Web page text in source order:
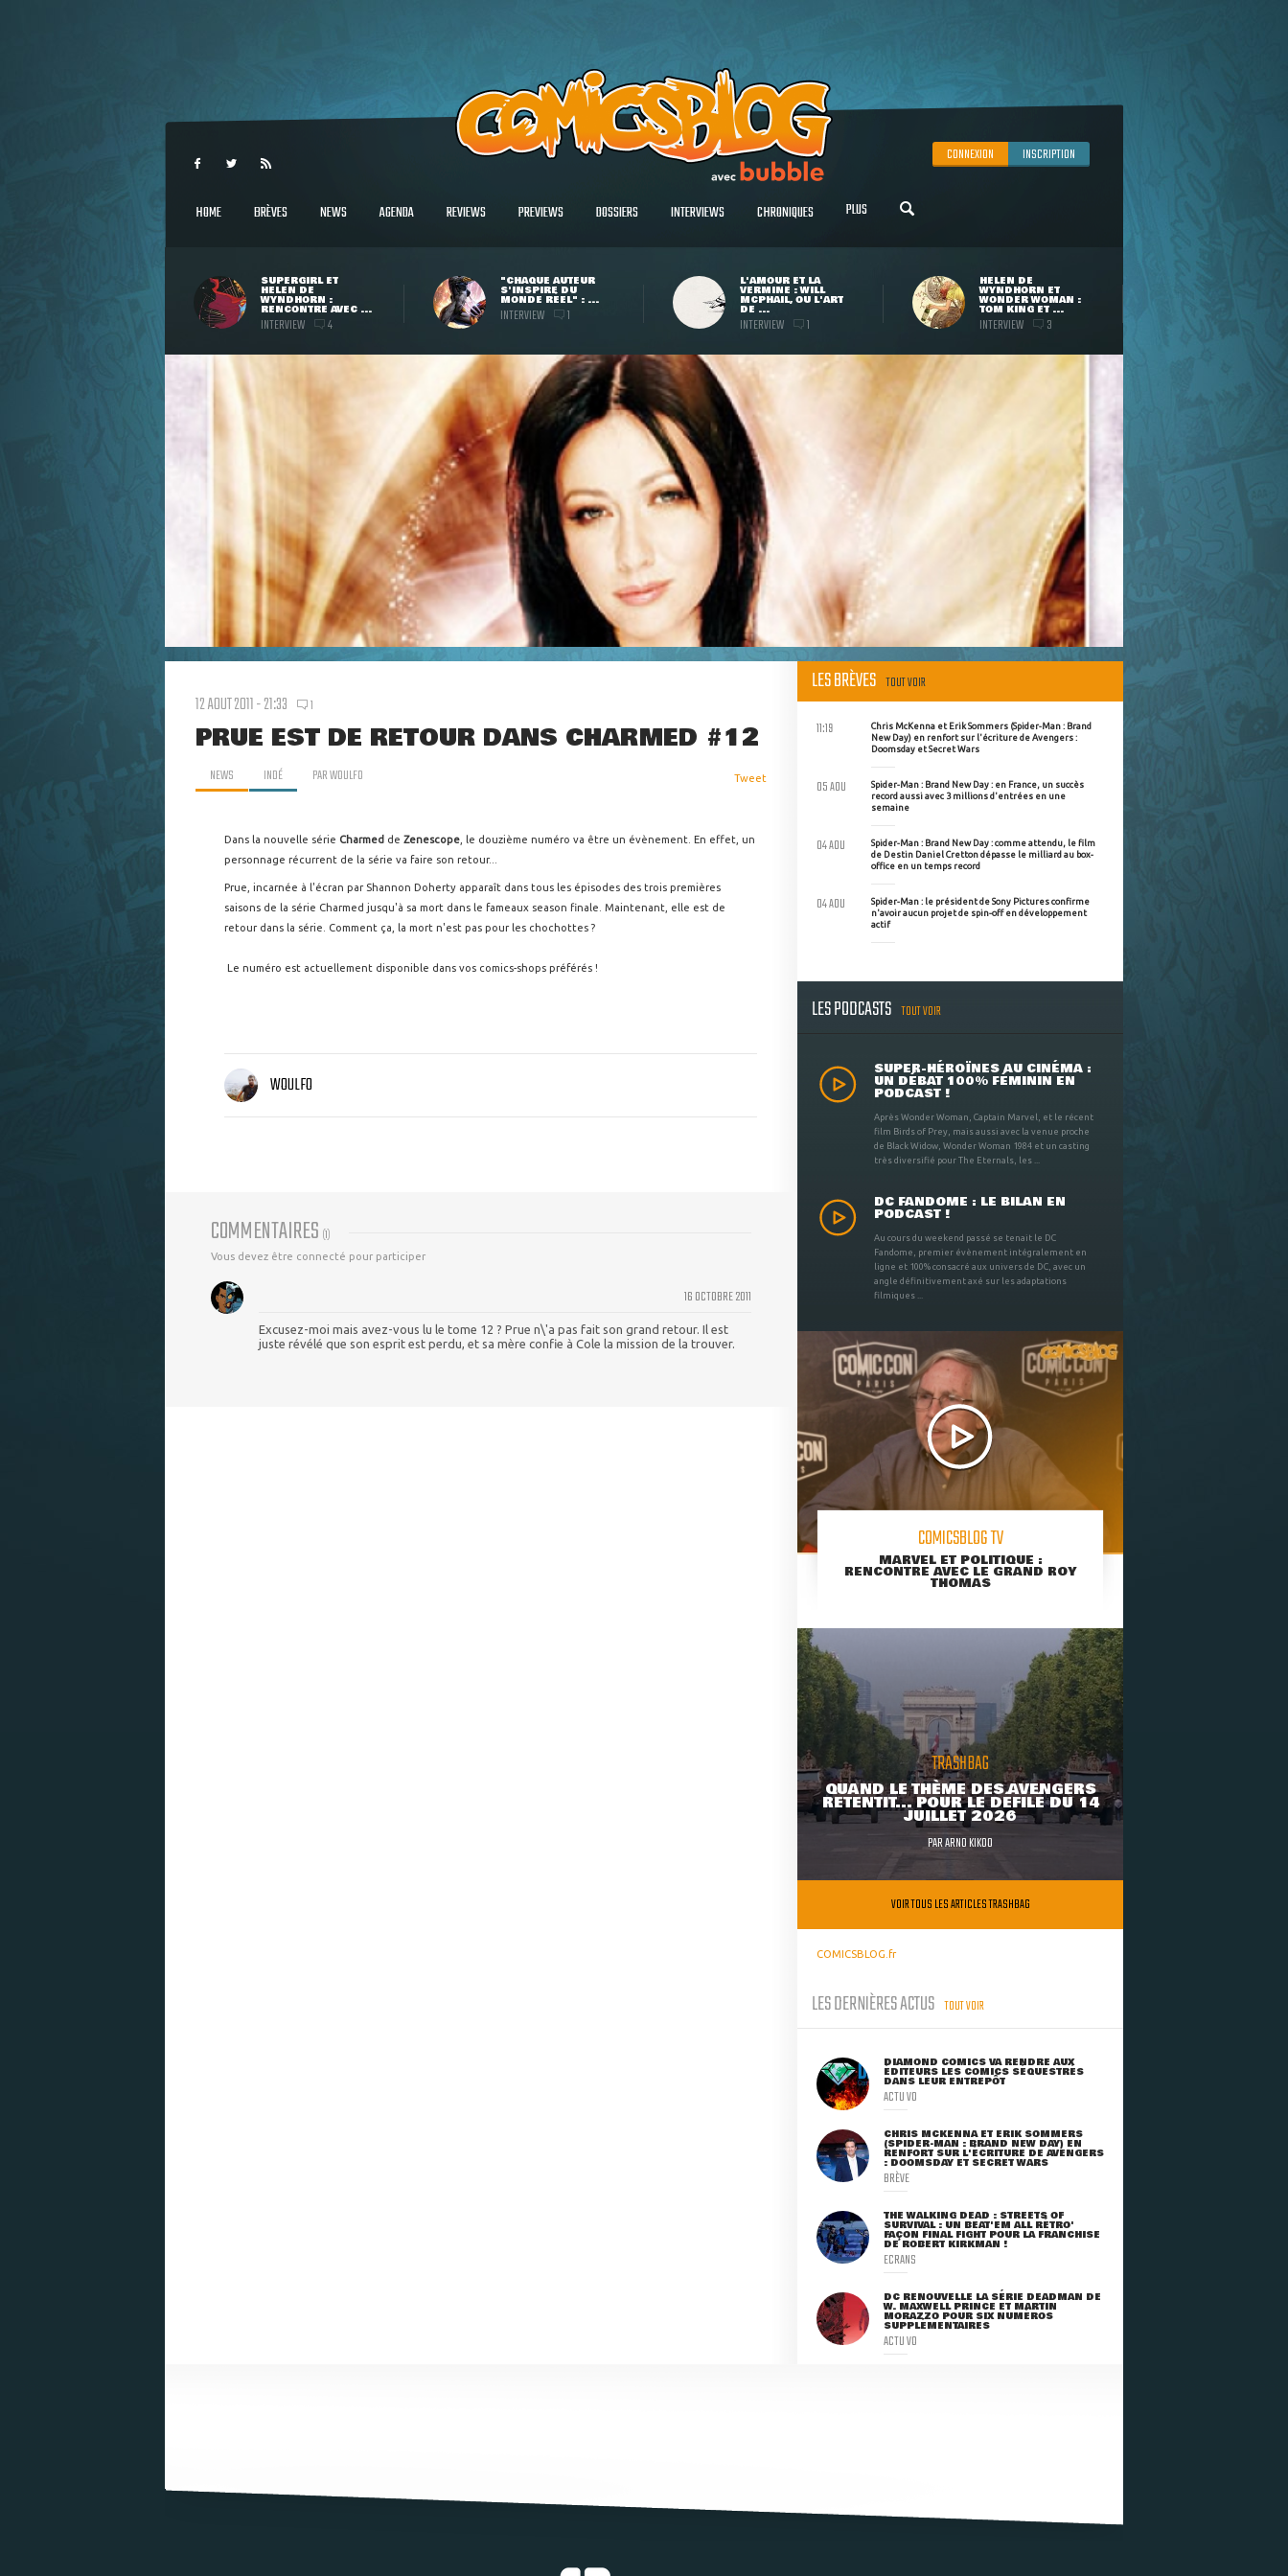
CONNEXION INSCRIPTION
HOME BRÈVES NEWS AGENDA REVIEWS PREVIEWS DOSSIERS INTERVIEWS CHRONIQUES PLUS
SUPERGIRL ET
HELEN DE
WYNDHORN :
RENCONTRE AVEC ...
INTERVIEW 4
"CHAQUE AUTEUR
S'INSPIRE DU
MONDE RÉEL" : ...
INTERVIEW 1
L'AMOUR ET LA
VERMINE : WILL
MCPHAIL, OU L'ART
DE ...
INTERVIEW 1
HELEN DE
WYNDHORN ET
WONDER WOMAN :
TOM KING ET ...
INTERVIEW 3
12 AOUT 2011 - 21:33 1
PRUE EST DE RETOUR DANS CHARMED #12
NEWS INDÉ PARWOULFO Tweet
Dans la nouvelle série Charmed de Zenescope , le douzième numéro va être un évènement. En effet, un
personnage récurrent de la série va faire son retour...
Prue, incarnée à l'écran par Shannon Doherty apparaît dans tous les épisodes des trois premières
saisons de la série Charmed jusqu'à sa mort dans le fameaux season finale. Maintenant, elle est de
retour dans la série. Comment ça, la mort n'est pas pour les chochottes ?
Le numéro est actuellement disponible dans vos comics-shops préférés !
WOULFO
COMMENTAIRES (1)
Vous devez être connecté pour participer
16 OCTOBRE 2011
Excusez-moi mais avez-vous lu le tome 12 ? Prue n\'a pas fait son grand retour. Il est
juste révélé que son esprit est perdu, et sa mère confie à Cole la mission de la trouver.
LES BRÈVES TOUT VOIR
Chris McKenna et Erik Sommers (Spider-Man : Brand
New Day) en renfort sur l'écriture de Avengers :
Doomsday et Secret Wars
11:19
Spider-Man : Brand New Day : en France, un succès
record aussi avec 3 millions d'entrées en une
semaine
05 AOU
Spider-Man : Brand New Day : comme attendu, le film
de Destin Daniel Cretton dépasse le milliard au box-
office en un temps record
04 AOU
Spider-Man : le président de Sony Pictures confirme
n'avoir aucun projet de spin-off en développement
actif
04 AOU
LES PODCASTS TOUT VOIR
SUPER-HÉROÏNES AU CINÉMA :
UN DÉBAT 100% FÉMININ EN
PODCAST !
Après Wonder Woman, Captain Marvel, et le récent
film Birds of Prey, mais aussi avec la venue proche
de Black Widow, Wonder Woman 1984 et un casting
très diversifié pour The Eternals, les ...
DC FANDOME : LE BILAN EN
PODCAST !
Au cours du weekend passé se tenait le DC
Fandome, premier évènement intégralement en
ligne et 100% consacré aux univers de DC, avec un
angle définitivement axé sur les adaptations
filmiques ...
COMICSBLOG TV
MARVEL ET POLITIQUE :
RENCONTRE AVEC LE GRAND ROY
THOMAS
TRASHBAG
QUAND LE THÈME DES AVENGERS
RETENTIT... POUR LE DÉFILÉ DU 14
JUILLET 2026
PARARNO KIKOO
VOIR TOUS LES ARTICLES TRASHBAG
COMICSBLOG.fr
LES DERNIÈRES ACTUS TOUT VOIR
DIAMOND COMICS VA RENDRE AUX
ÉDITEURS LES COMICS SÉQUESTRÉS
DANS LEUR ENTREPÔT
ACTU VO
CHRIS MCKENNA ET ERIK SOMMERS
(SPIDER-MAN : BRAND NEW DAY) EN
RENFORT SUR L'ÉCRITURE DE AVENGERS
: DOOMSDAY ET SECRET WARS
BRÈVE
THE WALKING DEAD : STREETS OF
SURVIVAL : UN BEAT'EM ALL RÉTRO'
FAÇON FINAL FIGHT POUR LA FRANCHISE
DE ROBERT KIRKMAN !
ECRANS
DC RENOUVELLE LA SÉRIE DEADMAN DE
W. MAXWELL PRINCE ET MARTIN
MORAZZO POUR SIX NUMÉROS
SUPPLÉMENTAIRES
ACTU VO